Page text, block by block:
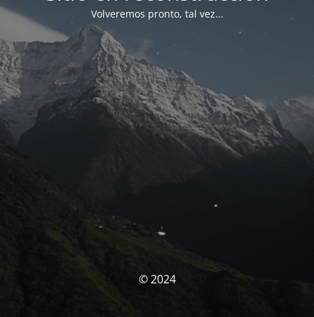
Volveremos pronto, tal vez...
© 2024